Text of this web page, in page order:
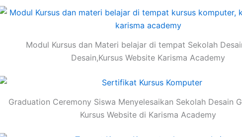
Modul Kursus dan Materi belajar di tempat Sekolah
Desain,Kursus Website Karisma Academy
Graduation Ceremony Siswa Menyelesaikan Sekolah Desain
Kursus Website di Karisma Academy